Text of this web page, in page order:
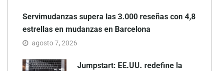
Servimudanzas supera las 3.000 reseñas con 4,8
estrellas en mudanzas en Barcelona
agosto 7, 2026
Jumpstart: EE.UU. redefine la